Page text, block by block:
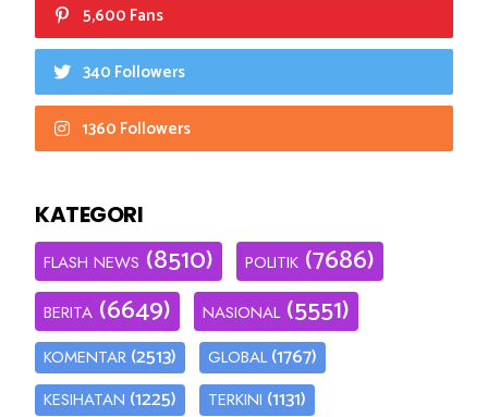
5,600 Fans
340 Followers
1360 Followers
KATEGORI
FLASH NEWS (8510) POLITIK (7686)
BERITA (6649) NASIONAL (5551)
KOMENTAR (2513) GLOBAL (1767)
KESIHATAN (1225) TERKINI (1131)